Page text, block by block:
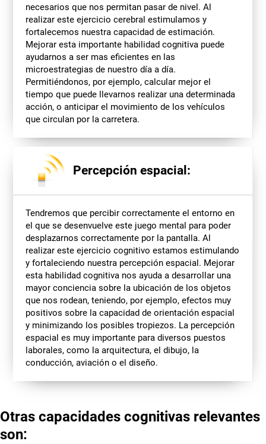
necesarios que nos permitan pasar de nivel. Al
realizar este ejercicio cerebral estimulamos y
fortalecemos nuestra capacidad de estimación.
Mejorar esta importante habilidad cognitiva puede
ayudarnos a ser mas eficientes en las
microestrategias de nuestro día a día.
Permitiéndonos, por ejemplo, calcular mejor el
tiempo que puede llevarnos realizar una determinada
acción, o anticipar el movimiento de los vehículos
que circulan por la carretera.
Percepción espacial:
Tendremos que percibir correctamente el entorno en
el que se desenvuelve este juego mental para poder
desplazarnos correctamente por la pantalla. Al
realizar este ejercicio cognitivo estamos estimulando
y fortaleciendo nuestra percepción espacial. Mejorar
esta habilidad cognitiva nos ayuda a desarrollar una
mayor conciencia sobre la ubicación de los objetos
que nos rodean, teniendo, por ejemplo, efectos muy
positivos sobre la capacidad de orientación espacial
y minimizando los posibles tropiezos. La percepción
espacial es muy importante para diversos puestos
laborales, como la arquitectura, el dibujo, la
conducción, aviación o el diseño.
Otras capacidades cognitivas relevantes
son: